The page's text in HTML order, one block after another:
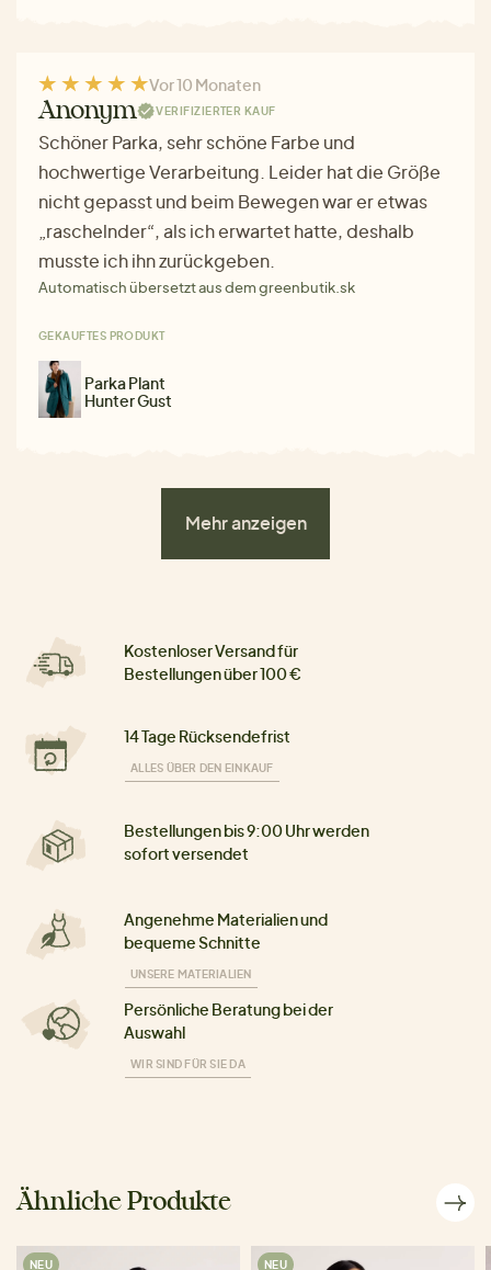
Vor 10 Monaten
Anonym VERIFIZIERTER KAUF
Schöner Parka, sehr schöne Farbe und
hochwertige Verarbeitung. Leider hat die Größe
nicht gepasst und beim Bewegen war er etwas
„raschelnder“, als ich erwartet hatte, deshalb
musste ich ihn zurückgeben.
Automatisch übersetzt aus dem greenbutik.sk
GEKAUFTES PRODUKT
Parka Plant
Hunter Gust
Mehr anzeigen
Kostenloser Versand für
Bestellungen über 100 €
14 Tage Rücksendefrist
ALLES ÜBER DEN EINKAUF
Bestellungen bis 9:00 Uhr werden
sofort versendet
Angenehme Materialien und
bequeme Schnitte
UNSERE MATERIALIEN
Persönliche Beratung bei der
Auswahl
WIR SIND FÜR SIE DA
Ähnliche Produkte
NEU NEU